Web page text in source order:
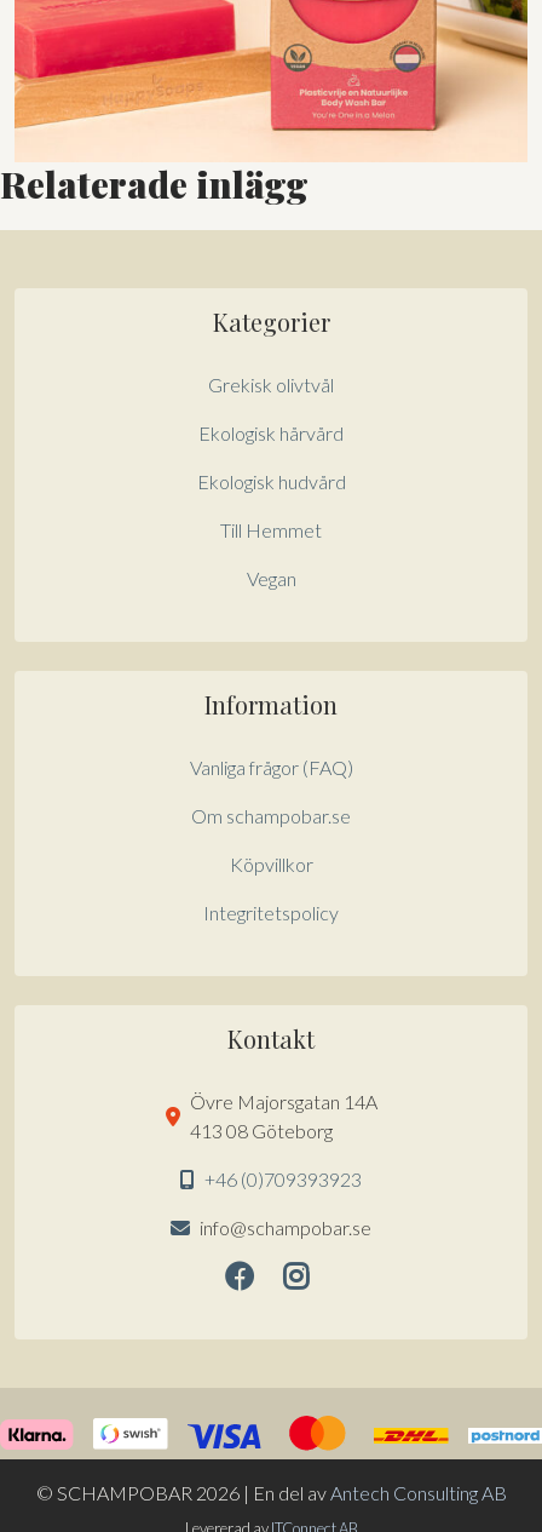
Relaterade inlägg
Kategorier
Grekisk olivtvål
Ekologisk hårvård
Ekologisk hudvård
Till Hemmet
Vegan
Information
Vanliga frågor (FAQ)
Om schampobar.se
Köpvillkor
Integritetspolicy
Kontakt
Övre Majorsgatan 14A
413 08 Göteborg
+46 (0)709393923
info@schampobar.se
Artikel tillagd till varukorg. KASSA
© SCHAMPOBAR 2026 | En del avAntech Consulting AB